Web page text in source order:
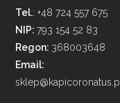
Tel.: +48 724 557 675
NIP:793 154 52 83
Regon: 368003648
Email:
sklep@kapicoronatus.pl